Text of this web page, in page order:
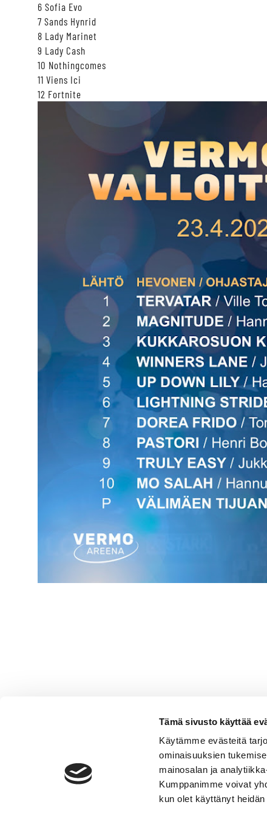
Tämä sivusto käyttää
Käytämme evästeitä
ominaisuuksien
mainosalan ja
Kumppanimme voivat
kun olet käyttänyt
6 Sofia Evo
7 Sands Hynrid
8 Lady Marinet
9 Lady Cash
10 Nothingcomes
11 Viens Ici
12 Fortnite
VERMO AREENA